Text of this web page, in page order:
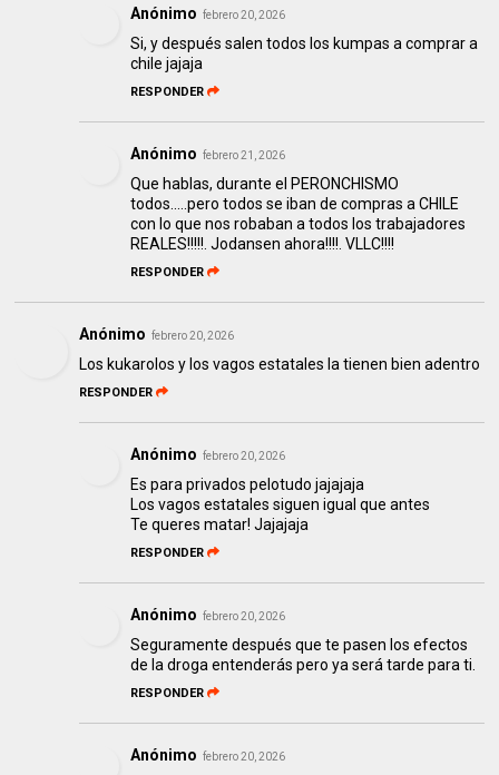
Anónimo febrero 20, 2026
Si, y después salen todos los kumpas a comprar a
chile jajaja
RESPONDER
Anónimo febrero 21, 2026
Que hablas, durante el PERONCHISMO
todos.....pero todos se iban de compras a CHILE
con lo que nos robaban a todos los trabajadores
REALES!!!!!. Jodansen ahora!!!!. VLLC!!!!
RESPONDER
Anónimo febrero 20, 2026
Los kukarolos y los vagos estatales la tienen bien adentro
RESPONDER
Anónimo febrero 20, 2026
Es para privados pelotudo jajajaja
Los vagos estatales siguen igual que antes
Te queres matar! Jajajaja
RESPONDER
Anónimo febrero 20, 2026
Seguramente después que te pasen los efectos
de la droga entenderás pero ya será tarde para ti.
RESPONDER
Anónimo febrero 20, 2026